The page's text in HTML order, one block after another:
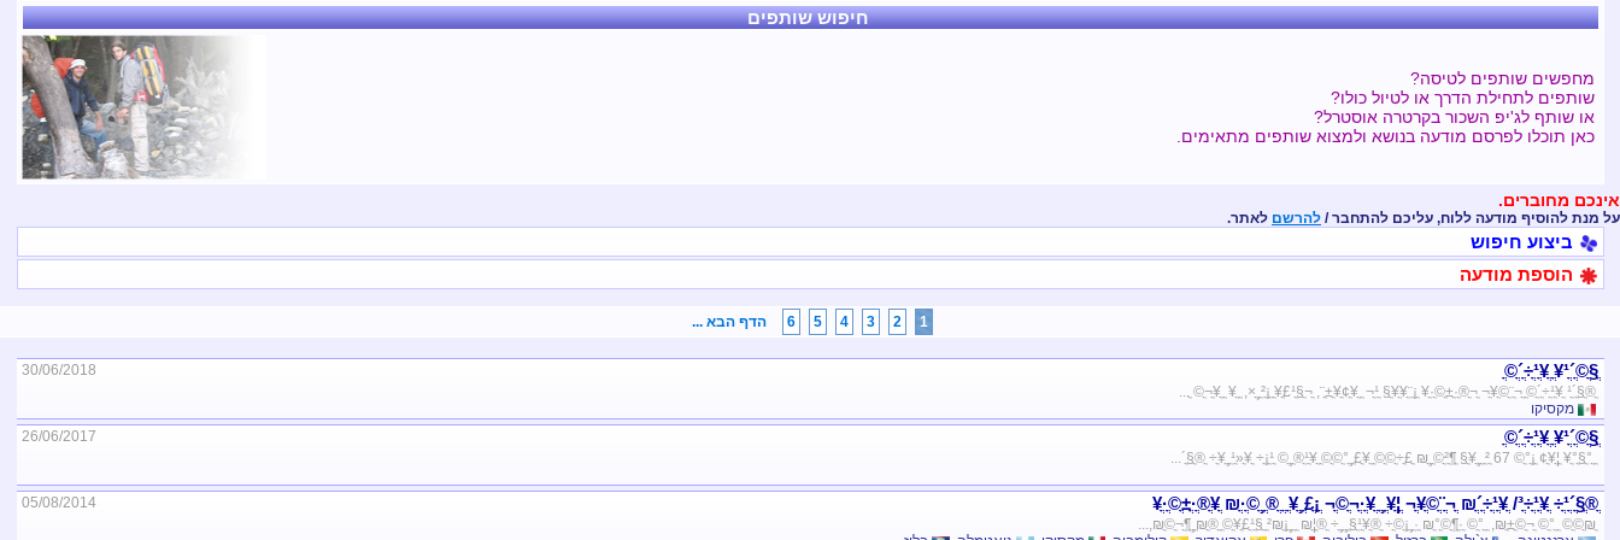
חיפוש שותפים
מחפשים שותפים לטיסה?
שותפים לתחילת הדרך או לטיול כולו?
או שותף לג'יפ השכור בקרטרה אוסטרל?
כאן תוכלו לפרסם מודעה בנושא ולמצוא שותפים מתאימים.
אינכם מחוברים.
על מנת להוסיף מודעה ללוח, עליכם להתחבר / להרשם לאתר.
ביצוע חיפוש
הוספת מודעה
1
2
3
4
5
6 הדף הבא ...
ֳ§ֳ©ֳ´ֳ¥ֳ¹ ֳ¹ֳ¥ֳ÷ֳ´ֳ©ֳ­
30/06/2018
ֳ®ֳ§ֳ´ֳ¹ ֳ¹ֳ¥ֳ÷ֳ´ֳ©ֳ­ ֳ¬ֳ¨ֳ©ֳ¥ֳ¬ ֳ¬ֳ®ֳ·ֳ±ֳ©ֳ·ֳ¥ ֳ¡ֳ¨ֳ¥ֳ¥ֳ§ ֳ¹ֳ¬ ֳ ֳ¥ֳ¢ֳ¥ֳ±ֳ¨, ֳ¬ֳ§ֳ¥ֳ£ֳ¹ ֳ¡ֳ²ֳ¸ֳ×, ֳ ֳ¥ ֳ ֳ¥ֳ¬ֳ© ֳ...
מקסיקו
ֳ§ֳ©ֳ´ֳ¥ֳ¹ ֳ¹ֳ¥ֳ÷ֳ´ֳ©ֳ­
26/06/2017
ֳ ֳ°ֳ§ֳ°ֳ¥ ֳ¦ֳ¥ֳ¢ ֳ¡ֳ°ֳ© 67 ֳ²ֳ­ ֳ¸ֳ¥ֳ§ ֳ¶ֳ²ֳ©ֳ¸ֳ₪ ֳ£ֳ÷ֳ©ֳ©ֳ­ ֳ¥ֳ£ֳ¸ֳ°ֳ©ֳ©ֳ­ ֳ¹ֳ¥ֳ®ֳ¸ֳ© ֳ¹ֳ¡ֳ÷ ֳ¥ֳ«ֳ¹ֳ¸ֳ¥ֳ÷ ֳ®ֳ§ֳ´...
ֳ®ֳ§ֳ´ֳ¹ֳ÷ ֳ¹ֳ¥ֳ÷ֳ³/ ֳ¹ֳ¥ֳ÷ֳ´ֳ₪ ֳ¬ֳ¨ֳ©ֳ¥ֳ¬ ֳ¦ֳ¥ֳ¸ֳ­ ֳ¥ֳ·ֳ¬ֳ©ֳ¬ ֳ¡ֳ£ֳ¸ֳ¥ֳ­ ֳ ֳ®ֳ¸ֳ©ֳ·ֳ₪ ֳ¥ֳ®ֳ·ֳ±ֳ©ֳ·ֳ¥
05/08/2014
ֳ₪ֳ©ֳ© ֳ ֳ°ֳ© ֳ¬ֳ©ֳ±ֳ₪, ֳ ֳ°ֳ© ֳ·ֳ¶ֳ©ֳ°ֳ₪ ֳ·ֳ¸ֳ¡ֳ©ֳ÷ ֳ®ֳ¹ֳ¥ֳ§ֳ¸ֳ¸ֳ÷ ֳ®ֳ¦ֳ₪ ֳ ֳ¸ֳ¡ֳ²ֳ₪ ֳ§ֳ¥ֳ£ֳ¹ֳ©ֳ­ ֳ®ֳ₪ֳ¸ֳ¶ֳ¬ֳ©ֳ₪,...